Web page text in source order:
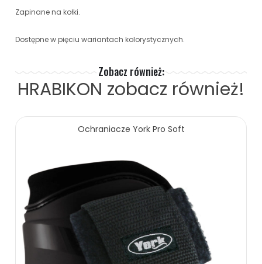
Zapinane na kołki.
Dostępne w pięciu wariantach kolorystycznych.
Zobacz również:
HRABIKON zobacz również!
Ochraniacze York Pro Soft